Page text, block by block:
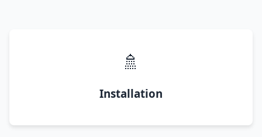
🚿
Installation